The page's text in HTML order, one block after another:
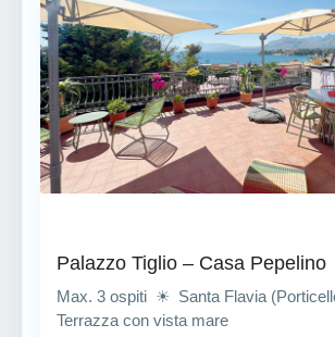
Palazzo Tiglio – Casa Pepelino
Max. 3 ospiti ☀ Santa Flavia
Terrazza con vista mare